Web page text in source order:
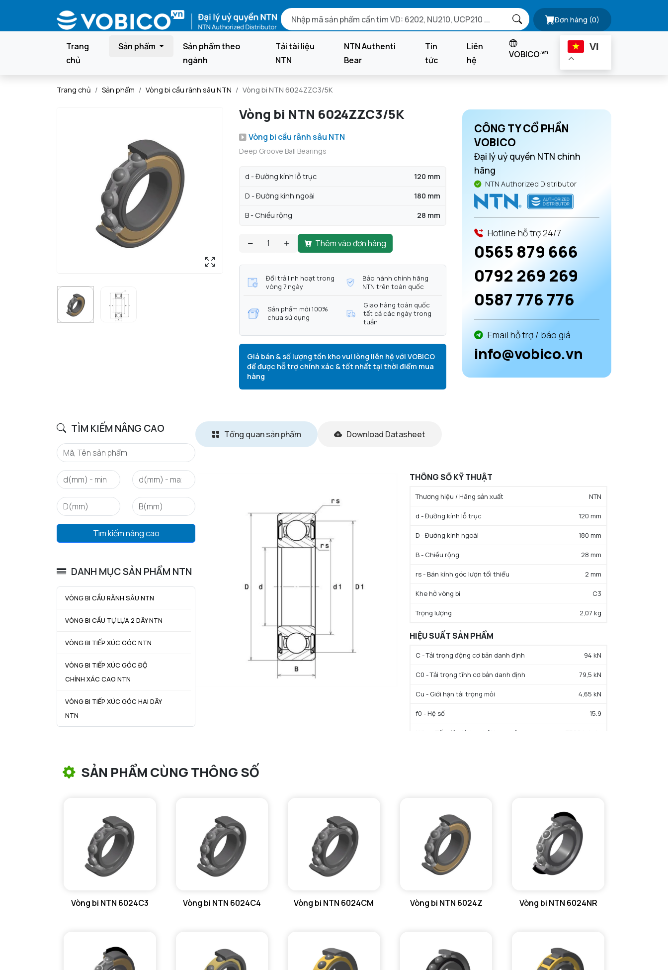
Đơn hàng (0)
Trang
chủ
Sản phẩm
Sản phẩm theo
ngành
Tải tài liệu
NTN
NTN Authenti
Bear
Tin
tức
Liên
hệ
VOBICO.vn VI
Trang chủ Sản phẩm Vòng bi cầu rãnh sâu NTN Vòng bi NTN 6024ZZC3/5K
Vòng bi NTN 6024ZZC3/5K
Vòng bi cầu rãnh sâu NTN
Deep Groove Ball Bearings
d - Đường kính lỗ trục 120 mm
D - Đường kính ngoài 180 mm
B - Chiều rộng 28 mm
Thêm vào đơn hàng
Đổi trả linh hoạt trong
vòng 7 ngày
Bảo hành chính hãng
NTN trên toàn quốc
Sản phẩm mới 100%
chưa sử dụng
Giao hàng toàn quốc
tất cả các ngày trong
tuần
Giá bán & số lượng tồn kho vui lòng liên hệ với VOBICO
để được hỗ trợ chính xác & tốt nhất tại thời điểm mua
hàng
CÔNG TY CỔ PHẦN
VOBICO
Đại lý uỷ quyền NTN chính
hãng
NTN Authorized Distributor
Hotline hỗ trợ 24/7
0565 879 666
0792 269 269
0587 776 776
Email hỗ trợ / báo giá
info@vobico.vn
TÌM KIẾM NÂNG CAO
Tìm kiếm nâng cao
DANH MỤC SẢN PHẨM NTN
VÒNG BI CẦU RÃNH SÂU NTN
VÒNG BI CẦU TỰ LỰA 2 DÃY NTN
VÒNG BI TIẾP XÚC GÓC NTN
VÒNG BI TIẾP XÚC GÓC ĐỘ
CHÍNH XÁC CAO NTN
VÒNG BI TIẾP XÚC GÓC HAI DÃY
NTN
VÒNG BI ĐŨA TRỤ NTN
VÒNG BI KIM NTN
VÒNG BI CHẶN TRỤC NTN
GỐI ĐỠ NTN
PHỤ KIỆN NTN
Tổng quan sản phẩm Download Datasheet
THÔNG SỐ KỸ THUẬT
Thương hiệu / Hãng sản xuất NTN
d - Đường kính lỗ trục 120 mm
D - Đường kính ngoài 180 mm
B - Chiều rộng 28 mm
rs - Bán kính góc lượn tối thiểu 2 mm
Khe hở vòng bi C3
Trọng lượng 2,07 kg
HIỆU SUẤT SẢN PHẨM
C - Tải trọng động cơ bản danh định 94 kN
C0 - Tải trọng tĩnh cơ bản danh định 79,5 kN
Cu - Giới hạn tải trọng mỏi 4,65 kN
f0 - Hệ số 15.9
N lim - Tốc độ giới hạn bôi trơn mỡ 3500 tr/min
da min - Đường kính vai tối thiểu IR
Da max - Đường kính vai tối đa OR 171 mm
ra max - Bán kính góc lượn tối đa trục & vỏ
SẢN PHẨM CÙNG THÔNG SỐ
Vòng bi NTN 6024C3 Vòng bi NTN 6024C4 Vòng bi NTN 6024CM Vòng bi NTN 6024Z Vòng bi NTN 6024NR